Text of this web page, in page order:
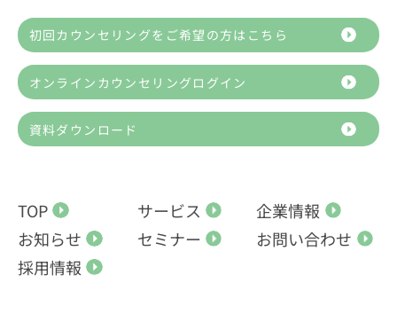
初回カウンセリングをご希望の方はこちら
オンラインカウンセリングログイン
資料ダウンロード
TOP サービス
企業情報
お知らせ
セミナー
お問い合わせ
採用情報